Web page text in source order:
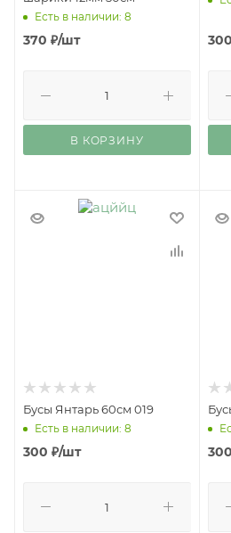
Есть в наличии: 8
370 ₽/шт
В КОРЗИНУ
300
Бусы Янтарь 60см 019
Есть в наличии: 8
300 ₽/шт 300